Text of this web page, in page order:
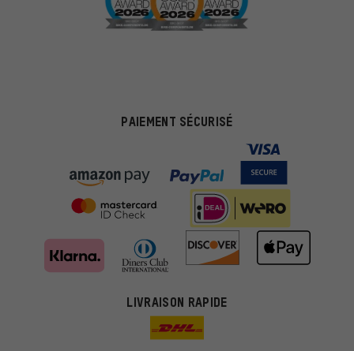
PAIEMENT SÉCURISÉ
LIVRAISON RAPIDE